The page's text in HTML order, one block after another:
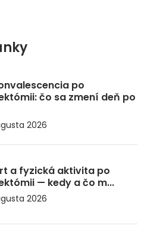
po
čo sa zmení deň po
2026
a fyzická aktivita po
— kedy a čo m...
2026